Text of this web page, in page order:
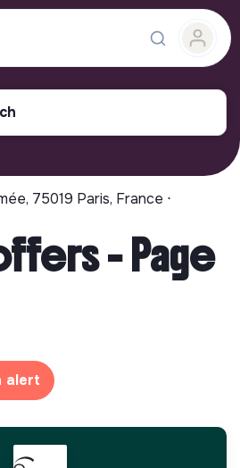
75019 Paris, France ⋅
- Page
alert